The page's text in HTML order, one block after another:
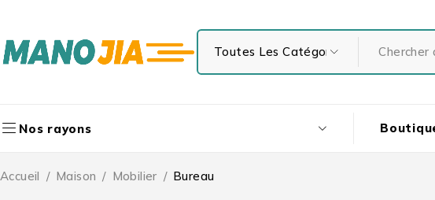
Nos rayons
Accueil / Maison / Mobilier / Bureau